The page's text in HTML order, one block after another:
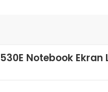
Notebook Ekran